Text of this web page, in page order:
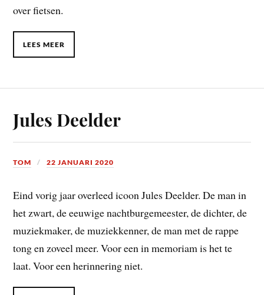
over fietsen.
LEES MEER
Jules Deelder
TOM 22 JANUARI 2020
Eind vorig jaar overleed icoon Jules Deelder. De man in
het zwart, de eeuwige nachtburgemeester, de dichter, de
muziekmaker, de muziekkenner, de man met de rappe
tong en zoveel meer. Voor een in memoriam is het te
laat. Voor een herinnering niet.